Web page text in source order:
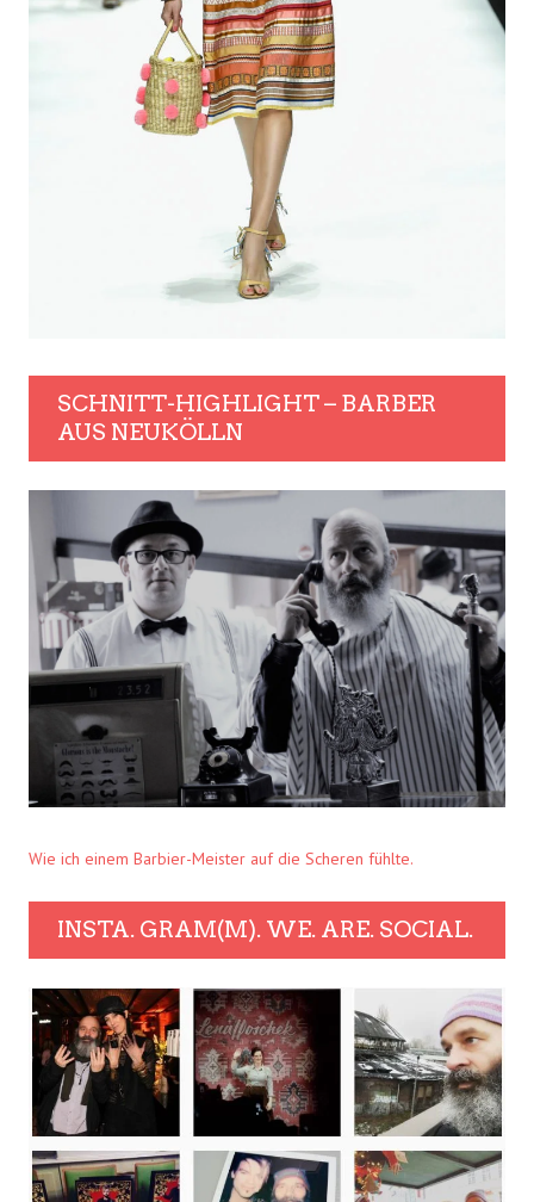
SCHNITT-HIGHLIGHT – BARBER
AUS NEUKÖLLN
Wie ich einem Barbier-Meister auf die Scheren fühlte.
INSTA. GRAM(M). WE. ARE. SOCIAL.